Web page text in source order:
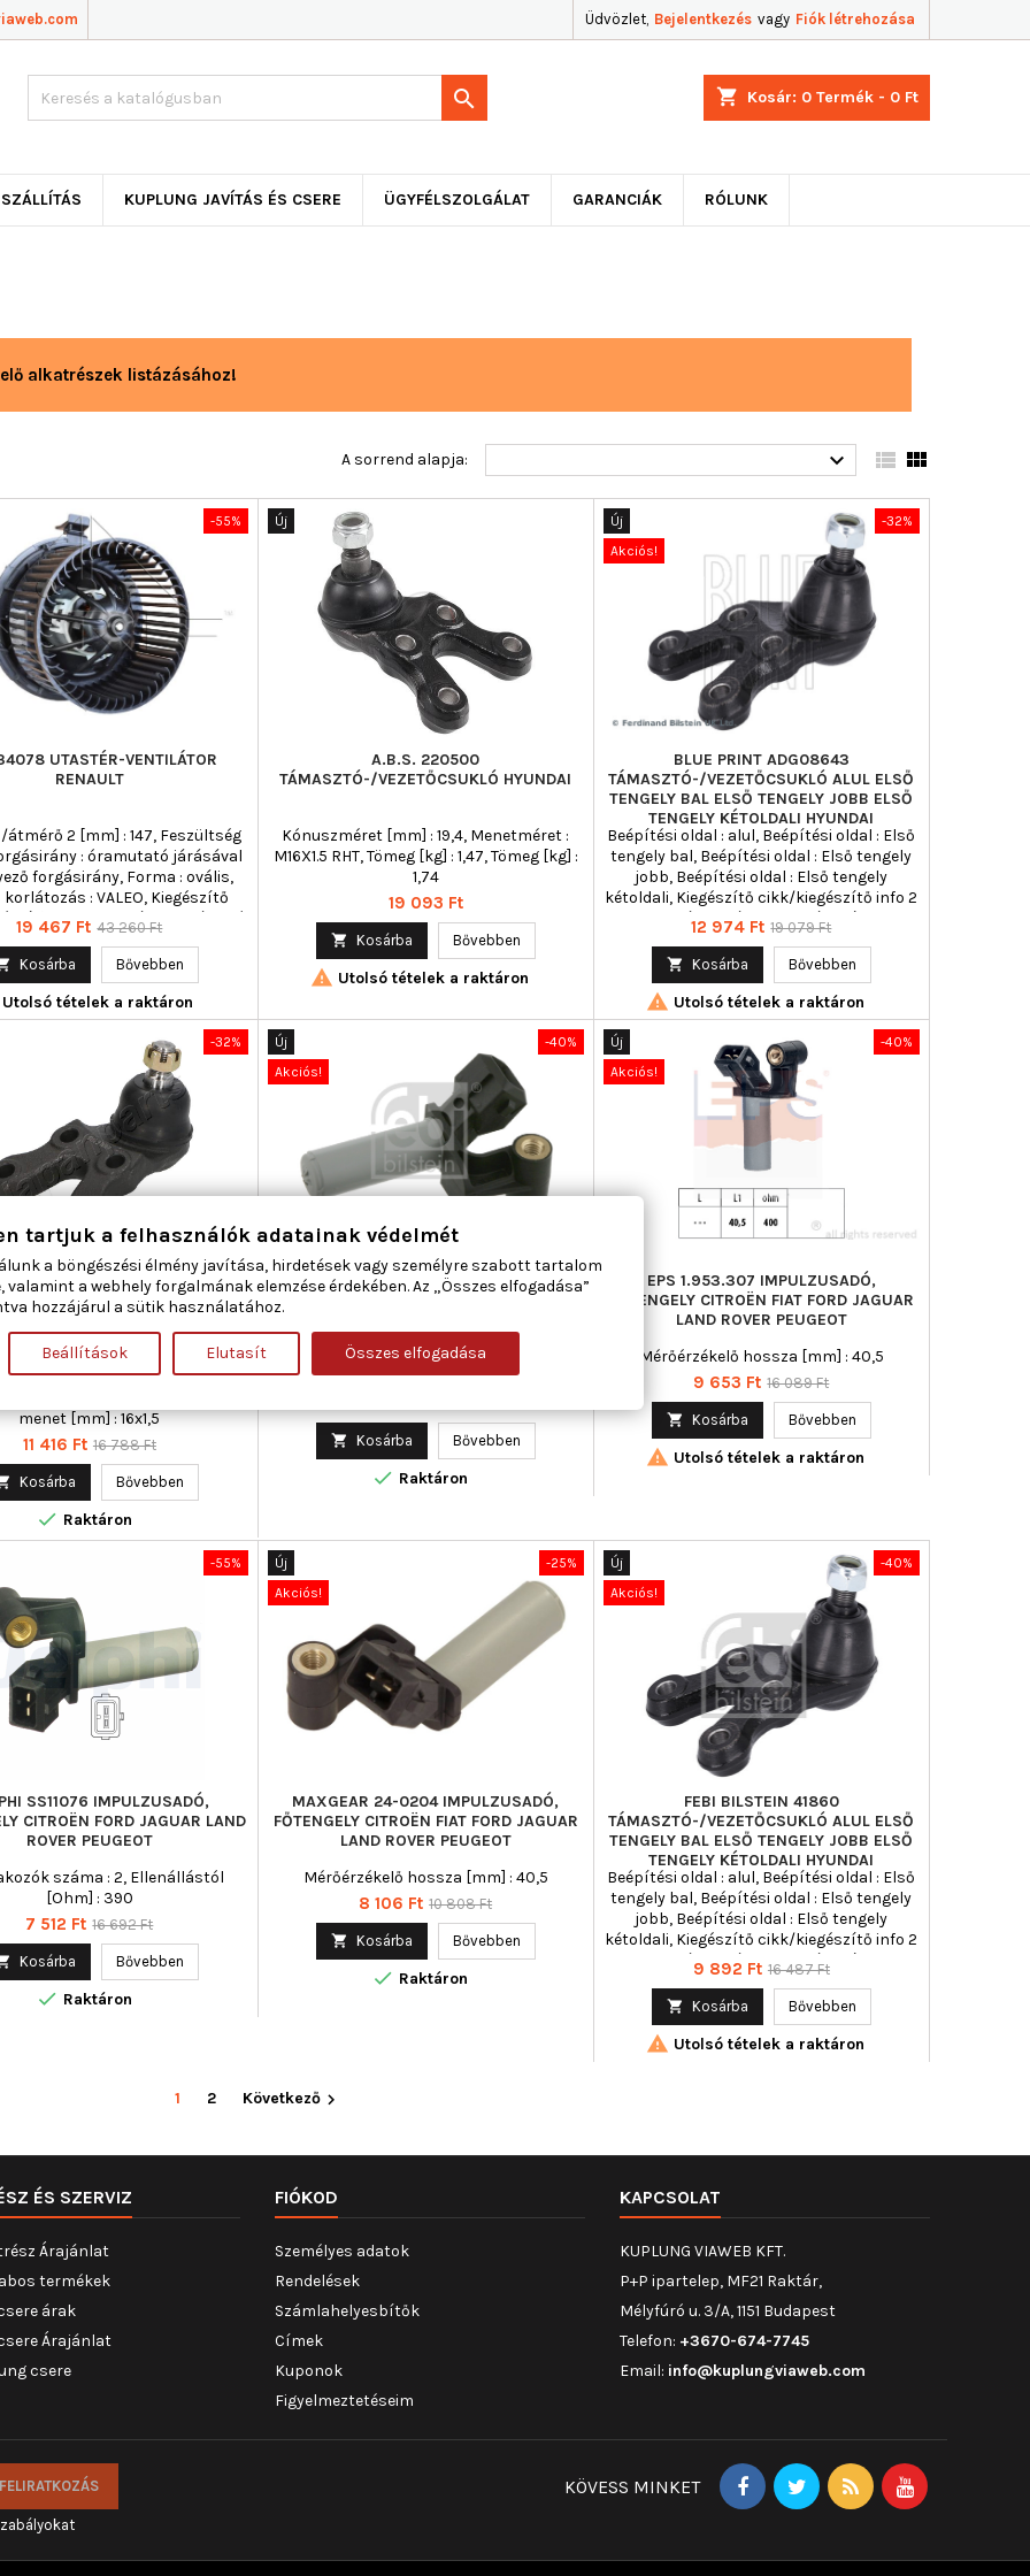
Üdvözlet, Bejelentkezés vagy Fiók létrehozása
shopping_cart Kosár: 0 Termék - 0 Ft

SZÁLLÍTÁS KUPLUNG JAVÍTÁS ÉS CSERE ÜGYFÉLSZOLGÁLAT GARANCIÁK RÓLUNK
alkatrészek listázásához!
A sorrend alapja:   
-55%
UTASTÉR-VENTILÁTOR
RENAULT
átmérő 2 [mm] : 147, Feszültség
: óramutató járásával
forgásirány, Forma : ovális,
: VALEO, Kiegészítő
info : integrált szabályozó
Lapátkerekek száma : 47,
pólusszám : 2
Ár
19 467 Ft Normál
43 260 Ft
Kosárba Bővebben
tételek a raktáron
Új
A.B.S. 220500
TÁMASZTÓ-/VEZETŐCSUKLÓ HYUNDAI
Kónuszméret [mm] : 19,4, Menetméret :
M16X1.5 RHT, Tömeg [kg] : 1,47, Tömeg [kg] :
1,74
Ár
19 093 Ft
 Kosárba Bővebben
 Utolsó tételek a raktáron
-32%
Új
Akciós!
BLUE PRINT ADG08643
TÁMASZTÓ-/VEZETŐCSUKLÓ ALUL ELSŐ
TENGELY BAL ELSŐ TENGELY JOBB ELSŐ
TENGELY KÉTOLDALI HYUNDAI
Beépítési oldal : alul, Beépítési oldal : Első
tengely bal, Beépítési oldal : Első tengely
jobb, Beépítési oldal : Első tengely
kétoldali, Kiegészítő cikk/kiegészítő info 2
: Koronás anyával, Kormány típus :
keresztlengőkar, Külső menet [mm] : M16
x 1,5, Tömeg [kg] : 1,430
Ár
12 974 Ft Normál
19 079 Ft
 Kosárba Bővebben
 Utolsó tételek a raktáron
-32%
JAPANPARTS BJ-H12
VEZETŐCSUKLÓ ALUL
ELSŐTENGELY HYUNDAI
átmérő [mm] : 19,5, Beépítési
Beépítési oldal : elsőtengely,
menet [mm] : 16x1,5
Ár
11 416 Ft Normál
16 788 Ft
Kosárba Bővebben
 Raktáron
-40%
Új
Akciós!
FEBI BILSTEIN 24880 IMPULZUSADÓ,
FŐTENGELY CITROËN FIAT FORD LAND
Csatlakozók száma : 2, Hossz [mm] : 67,
OE-számhoz : 1 143 723, Tömeg [kg] : 0,020
 Kosárba Bővebben
 Raktáron
-40%
Új
Akciós!
EPS 1.953.307 IMPULZUSADÓ,
FŐTENGELY CITROËN FIAT FORD JAGUAR
LAND ROVER PEUGEOT
Mérőérzékelő hossza [mm] : 40,5
Ár
9 653 Ft Normál
16 089 Ft
 Kosárba Bővebben
 Utolsó tételek a raktáron
-55%
SS11076 IMPULZUSADÓ,
CITROËN FORD JAGUAR LAND
ROVER PEUGEOT
száma : 2, Ellenállástól
[Ohm] : 390
Ár
7 512 Ft Normál
16 692 Ft
Kosárba Bővebben
 Raktáron
-25%
Új
Akciós!
MAXGEAR 24-0204 IMPULZUSADÓ,
FŐTENGELY CITROËN FIAT FORD JAGUAR
LAND ROVER PEUGEOT
Mérőérzékelő hossza [mm] : 40,5
Ár
8 106 Ft Normál
10 808 Ft
 Kosárba Bővebben
 Raktáron
-40%
Új
Akciós!
FEBI BILSTEIN 41860
TÁMASZTÓ-/VEZETŐCSUKLÓ ALUL ELSŐ
TENGELY BAL ELSŐ TENGELY JOBB ELSŐ
TENGELY KÉTOLDALI HYUNDAI
Beépítési oldal : alul, Beépítési oldal : Első
tengely bal, Beépítési oldal : Első tengely
jobb, Beépítési oldal : Első tengely
kétoldali, Kiegészítő cikk/kiegészítő info 2
: Koronás anyával, Kormány típus :
keresztlengőkar, Külső menet [mm] : M16
x 1,5, Tömeg [kg] : 1,38
Ár
9 892 Ft Normál
16 487 Ft
 Kosárba Bővebben
 Utolsó tételek a raktáron
1 2 Következő
ÉS SZERVIZ
Árajánlat
termékek
árak
Árajánlat
csere
FIÓKOD
Személyes adatok
Rendelések
Számlahelyesbítők
Címek
Kuponok
Figyelmeztetéseim
KAPCSOLAT
KUPLUNG VIAWEB KFT.
P+P ipartelep, MF21 Raktár,
Mélyfúró u. 3/A, 1151 Budapest
Telefon: +3670-674-7745
Email: info@kuplungviaweb.com
KÖVESS MINKET
tartjuk a felhasználók adatainak védelmét
a böngészési élmény javítása, hirdetések vagy személyre szabott tartalom
a webhely forgalmának elemzése érdekében. Az „Összes elfogadása”
hozzájárul a sütik használatához.
Beállítások Elutasít Összes elfogadása